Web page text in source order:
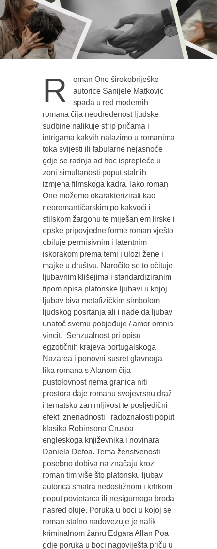
R
oman One širokobriješke
autorice Sanijele Matkovic
spada u red modernih
romana čija neodređenost ljudske
sudbine nalikuje strip pričama i
intrigama kakvih nalazimo u romanima
toka svijesti ili fabularne nejasnoće
gdje se radnja ad hoc isprepleće u
zoni simultanosti poput stalnih
izmjena filmskoga kadra. Iako roman
One možemo okarakterizirati kao
neoromantičarskim po kakvoći i
stilskom žargonu te miješanjem lirske i
epske pripovjedne forme roman vješto
obiluje permisivnim i latentnim
iskorakom prema temi i ulozi žene i
majke u društvu. Naročito se to očituje
ljubavnim klišejima i standardiziranim
tipom opisa platonske ljubavi u kojoj
ljubav biva metafizičkim simbolom
ljudskog posrtanja ali i nade da ljubav
unatoč svemu pobjeđuje / amor omnia
vincit. Senzualnost pri opisu
egzotičnih krajeva portugalskoga
Nazarea i ponovni susret glavnoga
lika romana s Alanom čija
pustolovnost nema granica niti
prostora daje romanu svojevrsnu draž
i tematsku zanimljivost te posljedični
efekt iznenadnosti i radoznalosti poput
klasika Robinsona Crusoa
engleskoga književnika i novinara
Daniela Defoa. Tema ženstvenosti
posebno dobiva na značaju kroz
roman tim više što platonsku ljubav
autorica smatra nedostižnom i krhkom
poput povjetarca ili nesigurnoga broda
nasred oluje. Poruka u boci u kojoj se
roman stalno nadovezuje je nalik
kriminalnom žanru Edgara Allan Poa
gdje poruka u boci nagoviješta priču u